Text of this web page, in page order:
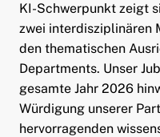
KI-Schwerpunkt zeigt
zwei interdisziplinären
den thematischen
Departments. Unser
gesamte Jahr 2026
Würdigung unserer
hervorragenden